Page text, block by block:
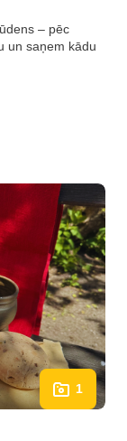
– pēc
un saņem kādu
1